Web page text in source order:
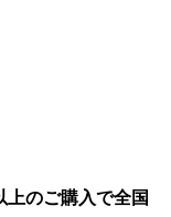
上のご購入で全国